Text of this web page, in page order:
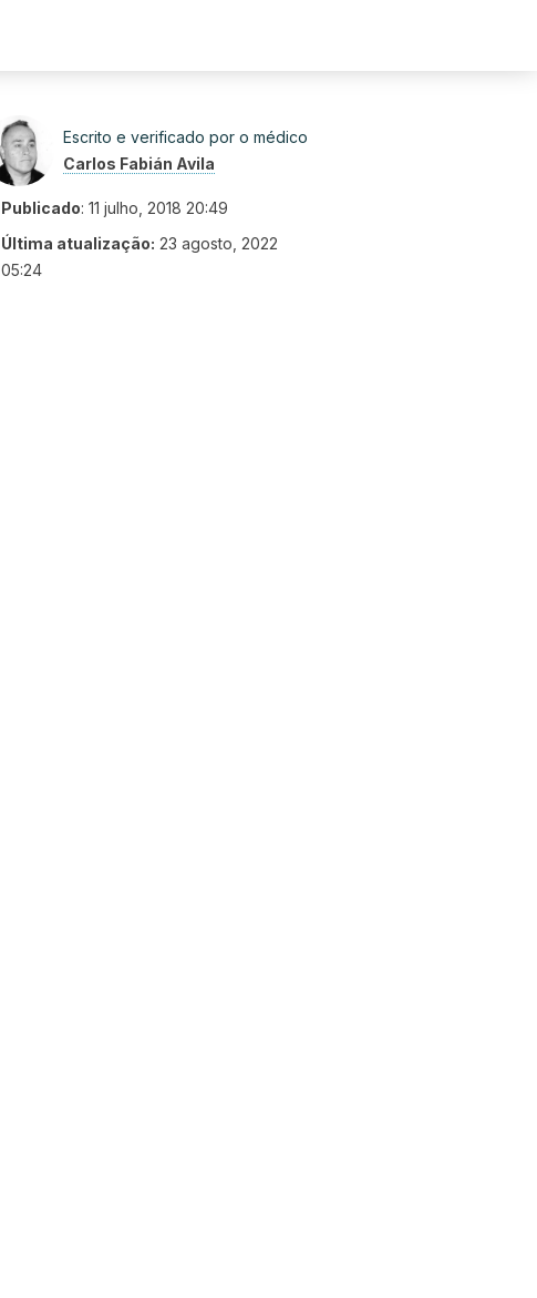
Escrito e verificado por o médico
Carlos Fabián Avila
Publicado: 11 julho, 2018 20:49
Última atualização: 23 agosto, 2022
05:24